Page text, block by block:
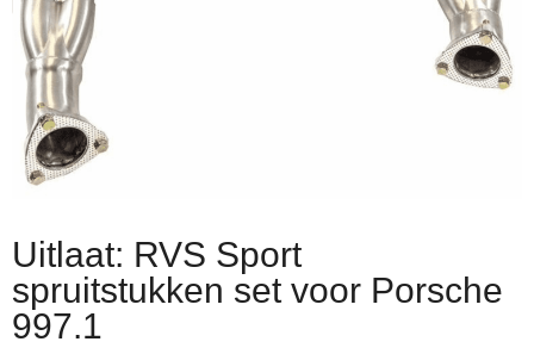
Uitlaat: RVS Sport
spruitstukken set voor Porsche
997.1